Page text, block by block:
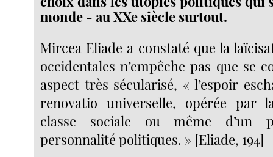
monde - au XXe siècle surtout.
Mircea Eliade a constaté que la
occidentales n’empêche pas que se
aspect très sécularisé, « l’espoir
renovatio universelle, opérée par
classe sociale ou même d’un
personnalité politiques. » [Eliade, 194]